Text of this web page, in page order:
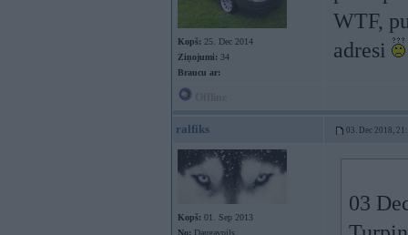
Kopš: 25. Dec 2014
Ziņojumi: 34
Braucu ar:
WTF,
adresi
ralfiks 03. Dec 2018,
Kopš: 01. Sep 2013
No: Daugavpils
03